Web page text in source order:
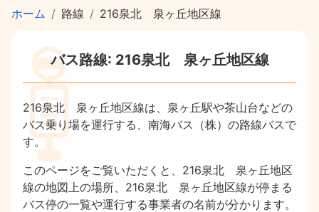
ホーム 路線 216泉北 泉ヶ丘地区線
バス路線: 216泉北 泉ヶ丘地区線
216泉北 泉ヶ丘地区線は、泉ヶ丘駅や茶山台などの
バス乗り場を運行する、南海バス（株）の路線バスで
す。
このページをご覧いただくと、216泉北 泉ヶ丘地区
線の地図上の場所、216泉北 泉ヶ丘地区線が停まる
バス停の一覧や運行する事業者の名前が分かります。